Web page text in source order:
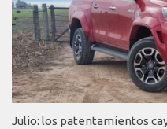
Julio: los patentamientos